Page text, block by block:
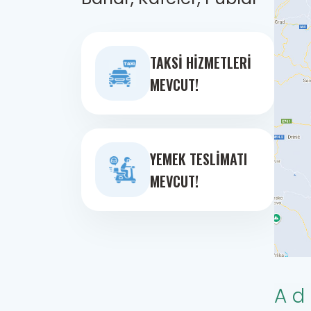
TAKSI HIZMETLERI
MEVCUT!
YEMEK TESLIMATI
MEVCUT!